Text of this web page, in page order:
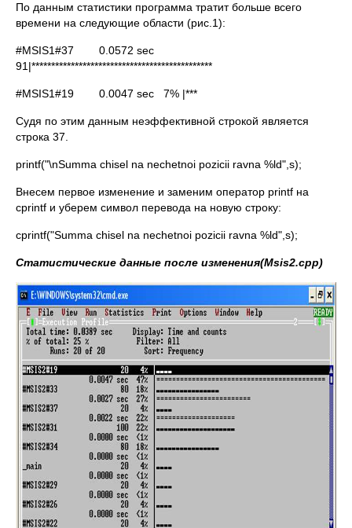
По данным статистики программа тратит больше всего
времени на следующие области (рис.1):
#MSIS1#37 0.0572 sec
91|**********************************************
#MSIS1#19 0.0047 sec 7% |***
Судя по этим данным неэффективной строкой является
строка 37.
printf("\nSumma chisel na nechetnoi pozicii ravna %ld",s);
Внесем первое изменение и заменим оператор printf на
сprintf и уберем символ перевода на новую строку:
сprintf("Summa chisel na nechetnoi pozicii ravna %ld",s);
Статистические данные после изменения(Msis2.cpp)